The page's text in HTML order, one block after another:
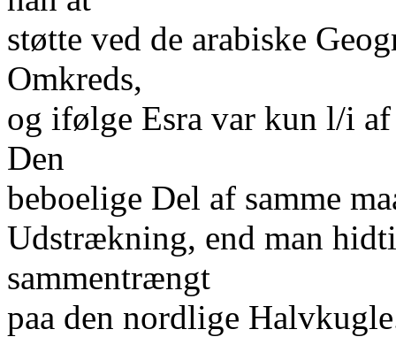
støtte ved de arabiske
Omkreds,
og ifølge Esra var kun l/i
Den
beboelige Del af samme
Udstrækning, end man
sammentrængt
paa den nordlige